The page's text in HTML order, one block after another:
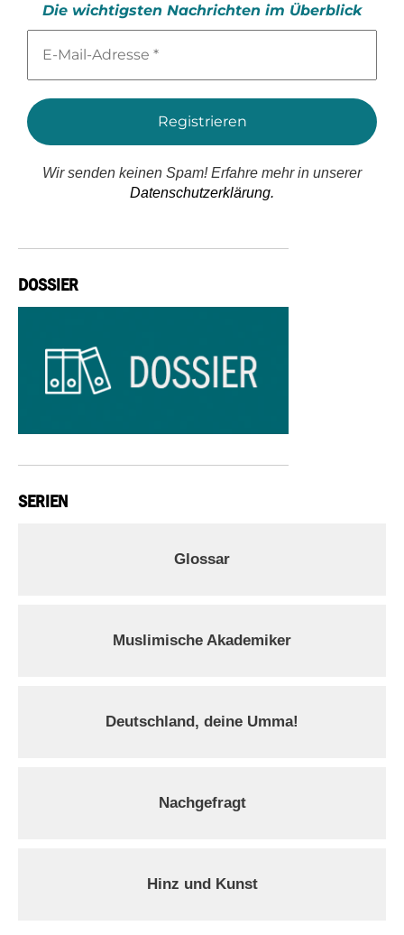
Die wichtigsten Nachrichten im Überblick
Mail-
*
Wir senden keinen Spam! Erfahre mehr in unserer
Datenschutzerklärung.
DOSSIER
SERIEN
Glossar
Muslimische Akademiker
Deutschland, deine Umma!
Nachgefragt
Hinz und Kunst